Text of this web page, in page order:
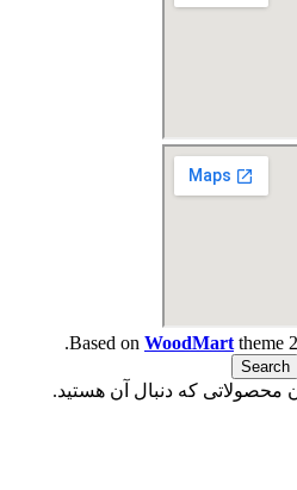
Based on WoodMarttheme
.
Search
محصولاتی که دنبال آن هستید.